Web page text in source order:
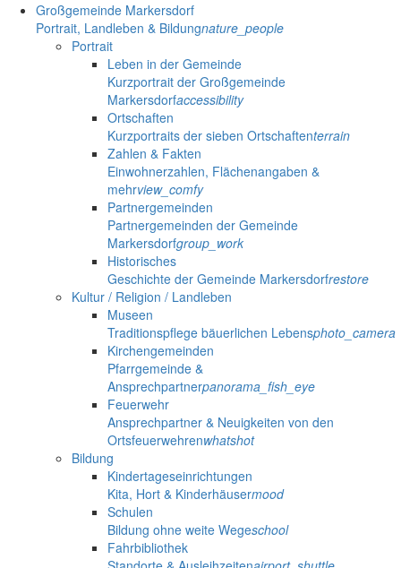
Großgemeinde Markersdorf
Portrait, Landleben & Bildungnature_people
Portrait
Leben in der Gemeinde
Kurzportrait der Großgemeinde
Markersdorfaccessibility
Ortschaften
Kurzportraits der sieben Ortschaftenterrain
Zahlen & Fakten
Einwohnerzahlen, Flächenangaben &
mehrview_comfy
Partnergemeinden
Partnergemeinden der Gemeinde
Markersdorfgroup_work
Historisches
Geschichte der Gemeinde Markersdorfrestore
Kultur / Religion / Landleben
Museen
Traditionspflege bäuerlichen Lebensphoto_camera
Kirchengemeinden
Pfarrgemeinde &
Ansprechpartnerpanorama_fish_eye
Feuerwehr
Ansprechpartner & Neuigkeiten von den
Ortsfeuerwehrenwhatshot
Bildung
Kindertageseinrichtungen
Kita, Hort & Kinderhäusermood
Schulen
Bildung ohne weite Wegeschool
Fahrbibliothek